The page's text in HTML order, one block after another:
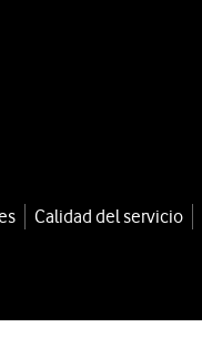
Calidad del servicio